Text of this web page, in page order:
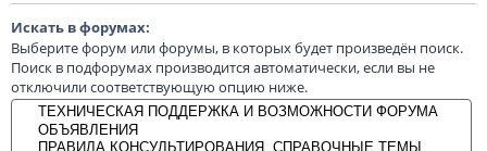
Искать в форумах:
Выберите форум или форумы, в которых будет произведён поиск.
Поиск в подфорумах производится автоматически, если вы не
отключили соответствующую опцию ниже.